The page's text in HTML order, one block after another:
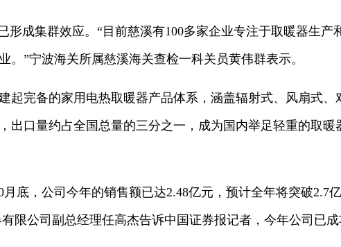
形成集群效应。“目前慈溪有100多家企业专注于取暖器生产
”宁波海关所属慈溪海关查检一科关员黄伟群表示。
起完备的家用电热取暖器产品体系，涵盖辐射式、风扇式、
出口量约占全国总量的三分之一，成为国内举足轻重的取暖
底，公司今年的销售额已达2.48亿元，预计全年将突破2.7亿
限公司副总经理任高杰告诉中国证券报记者，今年公司已成